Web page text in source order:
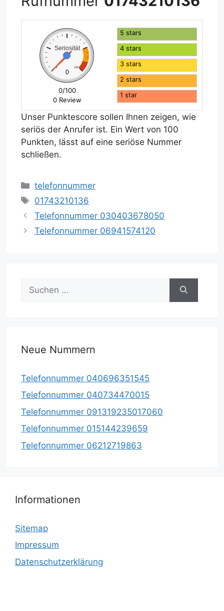
Seriosität
0 100
0
0/100
0 Review
5 stars
4 stars
3 stars
2 stars
1 star
Unser Punktescore sollen Ihnen zeigen, wie
seriös der Anrufer ist. Ein Wert von 100
Punkten, lässt auf eine seriöse Nummer
schließen.
Kategorien
telefonnummer
Schlagwörter
01743210136
Telefonnummer 030403678050
Telefonnummer 06941574120
nach:
Neue Nummern
Telefonnummer 040696351545
Telefonnummer 040734470015
Telefonnummer 091319235017060
Telefonnummer 015144239659
Telefonnummer 06212719863
Informationen
Sitemap
Impressum
Datenschutzerklärung